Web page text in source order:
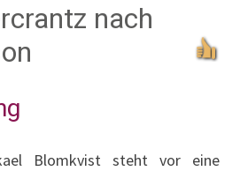
nach
Blomkvist steht vor eine